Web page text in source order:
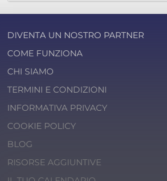
DIVENTA UN NOSTRO PARTNER
COME FUNZIONA
CHI SIAMO
TERMINI E CONDIZIONI
INFORMATIVA PRIVACY
COOKIE POLICY
BLOG
RISORSE AGGIUNTIVE